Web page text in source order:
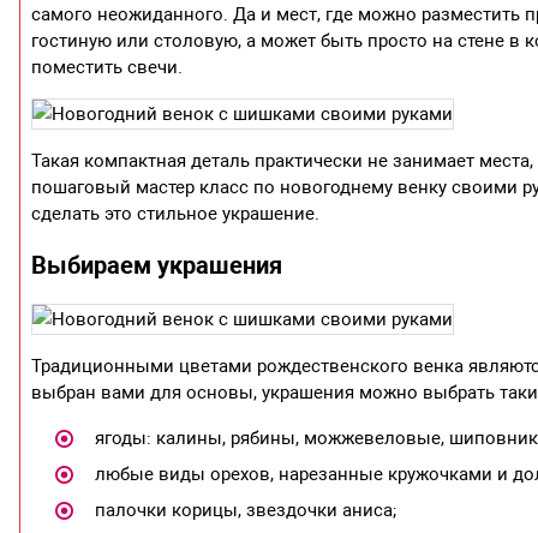
самого неожиданного. Да и мест, где можно разместить
гостиную или столовую, а может быть просто на стене
поместить свечи.
Такая компактная деталь практически не занимает
пошаговый мастер класс по новогоднему венку своими
сделать это стильное украшение.
Выбираем украшения
Традиционными цветами рождественского венка
выбран вами для основы, украшения можно выбрать
ягоды: калины, рябины, можжевеловые, шиповник,
любые виды орехов, нарезанные кружочками и
палочки корицы, звездочки аниса;